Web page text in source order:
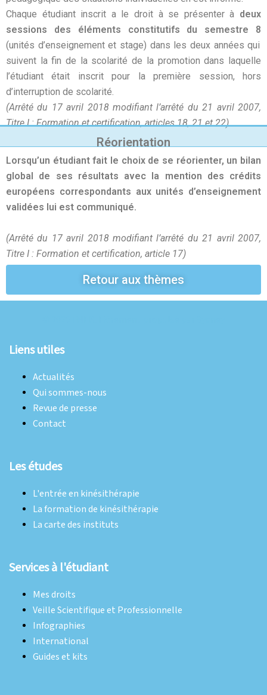
Chaque étudiant inscrit a le droit à se présenter à deux
sessions des éléments constitutifs du semestre 8
(unités d’enseignement et stage) dans les deux années qui
suivent la fin de la scolarité de la promotion dans laquelle
l’étudiant était inscrit pour la première session, hors
d’interruption de scolarité.
(Arrêté du 17 avril 2018 modifiant l’arrêté du 21 avril 2007,
Titre I : Formation et certification, articles 18, 21 et 22)
Réorientation
Lorsqu’un étudiant fait le choix de se réorienter, un bilan
global de ses résultats avec la mention des crédits
européens correspondants aux unités d’enseignement
validées lui est communiqué.
(Arrêté du 17 avril 2018 modifiant l’arrêté du 21 avril 2007,
Titre I : Formation et certification, article 17)
Retour aux thèmes
Liens utiles
Actualités
Qui sommes-nous
Revue de presse
Contact
Les études
L'entrée en kinésithérapie
La formation de kinésithérapie
La carte des instituts
Services à l'étudiant
Mes droits
Veille Scientifique et Professionnelle
Infographies
International
Guides et kits